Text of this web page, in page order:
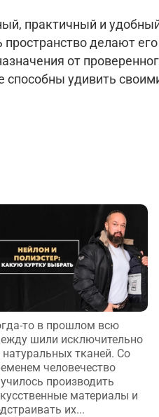
практичный и
делают
от
способны удивить
то в прошлом всю
шили исключительно
натуральных тканей. Со
человечество
производить
материалы и
их...